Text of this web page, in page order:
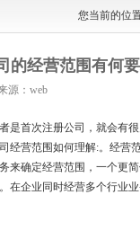
您当前的位
的经营范围有何
源：web
是首次注册公司，就会有
经营范围如何理解:。经营
来确定经营范围，一个更
在企业同时经营多个行业